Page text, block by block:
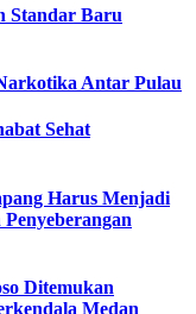
Standar Baru
Antar Pulau
Sehat
Harus Menjadi
Ditemukan
Medan